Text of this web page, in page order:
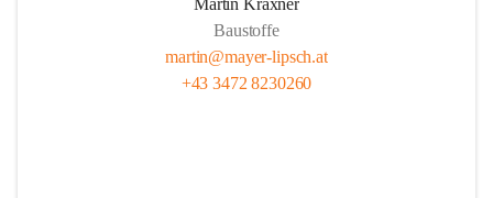
Martin Kraxner
Baustoffe
martin@mayer-lipsch.at
+43 3472 8230260